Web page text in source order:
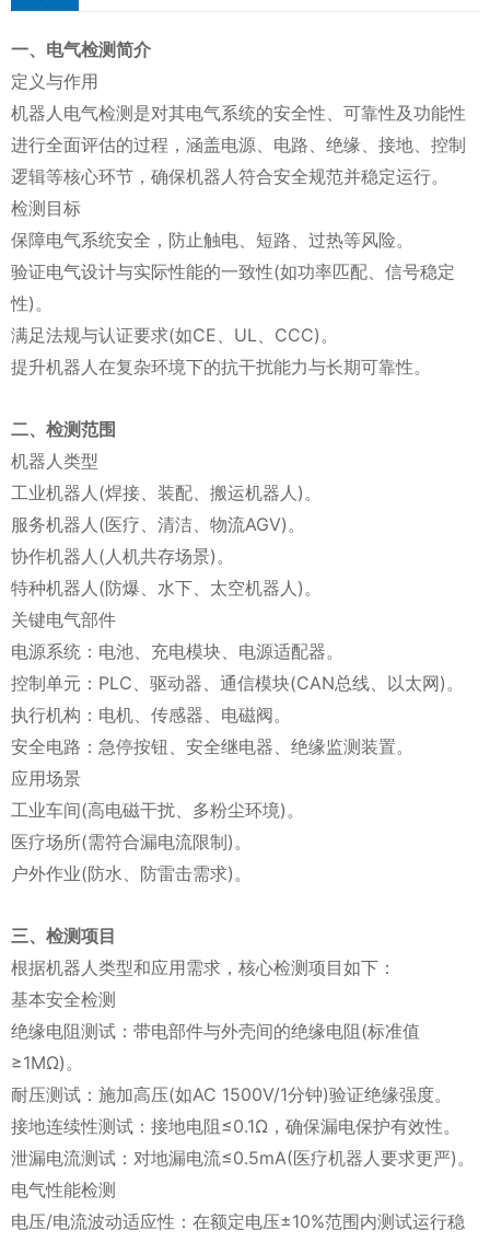
一、电气检测简介
定义与作用
机器人电气检测是对其电气系统的安全性、可靠性及功能性
进行全面评估的过程，涵盖电源、电路、绝缘、接地、控制
逻辑等核心环节，确保机器人符合安全规范并稳定运行。
检测目标
保障电气系统安全，防止触电、短路、过热等风险。
验证电气设计与实际性能的一致性(如功率匹配、信号稳定
性)。
满足法规与认证要求(如CE、UL、CCC)。
提升机器人在复杂环境下的抗干扰能力与长期可靠性。
二、检测范围
机器人类型
工业机器人(焊接、装配、搬运机器人)。
服务机器人(医疗、清洁、物流AGV)。
协作机器人(人机共存场景)。
特种机器人(防爆、水下、太空机器人)。
关键电气部件
电源系统：电池、充电模块、电源适配器。
控制单元：PLC、驱动器、通信模块(CAN总线、以太网)。
执行机构：电机、传感器、电磁阀。
安全电路：急停按钮、安全继电器、绝缘监测装置。
应用场景
工业车间(高电磁干扰、多粉尘环境)。
医疗场所(需符合漏电流限制)。
户外作业(防水、防雷击需求)。
三、检测项目
根据机器人类型和应用需求，核心检测项目如下：
基本安全检测
绝缘电阻测试：带电部件与外壳间的绝缘电阻(标准值
≥1MΩ)。
耐压测试：施加高压(如AC 1500V/1分钟)验证绝缘强度。
接地连续性测试：接地电阻≤0.1Ω，确保漏电保护有效性。
泄漏电流测试：对地漏电流≤0.5mA(医疗机器人要求更严)。
电气性能检测
电压/电流波动适应性：在额定电压±10%范围内测试运行稳